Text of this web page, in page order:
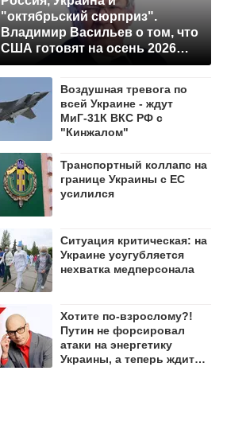
"октябрьский сюрприз".
Владимир Васильев о том, что
США готовят на осень 2026
года
Воздушная тревога по
всей Украине - ждут
МиГ-31К ВКС РФ с
"Кинжалом"
Транспортный коллапс на
границе Украины с ЕС
усилился
Ситуация критическая: на
Украине усугубляется
нехватка медперсонала
Хотите по-взрослому?!
Путин не форсировал
атаки на энергетику
Украины, а теперь ждите